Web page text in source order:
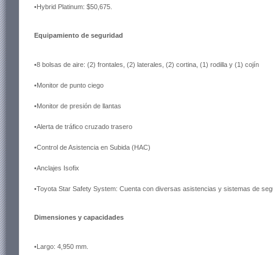
•Hybrid Platinum: $50,675.
Equipamiento de seguridad
•8 bolsas de aire: (2) frontales, (2) laterales, (2) cortina, (1) rodilla y (1) cojín
•Monitor de punto ciego
•Monitor de presión de llantas
•Alerta de tráfico cruzado trasero
•Control de Asistencia en Subida (HAC)
•Anclajes Isofix
•Toyota Star Safety System: Cuenta con diversas asistencias y sistemas de
Dimensiones y capacidades
•Largo: 4,950 mm.